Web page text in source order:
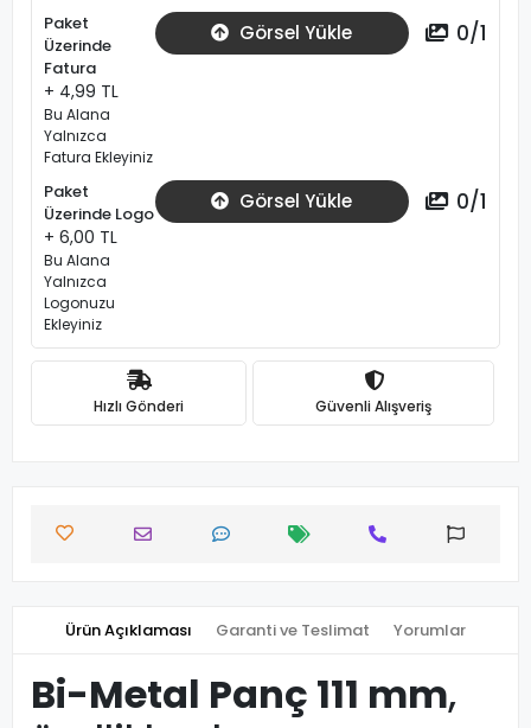
Paket
Üzerinde
Fatura
+ 4,99 TL
Bu Alana
Yalnızca
Fatura Ekleyiniz
Görsel Yükle 0/1
Paket
Üzerinde Logo
+ 6,00 TL
Bu Alana
Yalnızca
Logonuzu
Ekleyiniz
Görsel Yükle 0/1
Hızlı Gönderi Güvenli Alışveriş
Ürün Açıklaması Garanti ve Teslimat Yorumlar
Bi-Metal Panç 111 mm,